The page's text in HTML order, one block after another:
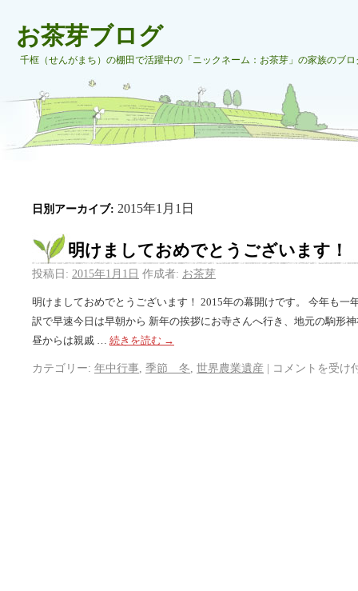
お茶芽ブログ
千框（せんがまち）の棚田で活躍中の「ニックネーム：お茶芽」の家族のブ
日別アーカイブ: 2015年1月1日
明けましておめでとうございます！
投稿日: 2015年1月1日 作成者: お茶芽
明けましておめでとうございます！ 2015年の幕開けです。 今年も一
訳で早速今日は早朝から 新年の挨拶にお寺さんへ行き、地元の駒形
昼からは親戚 … 続きを読む →
カテゴリー: 年中行事 季節 冬 世界農業遺産 | コメントを受け